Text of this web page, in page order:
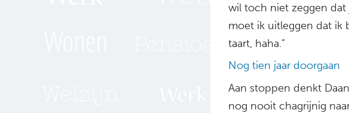
wil toch niet zeggen dat
moet ik uitleggen dat ik
taart, haha.”
Nog tien jaar doorgaan
Aan stoppen denkt
nog nooit chagrijnig